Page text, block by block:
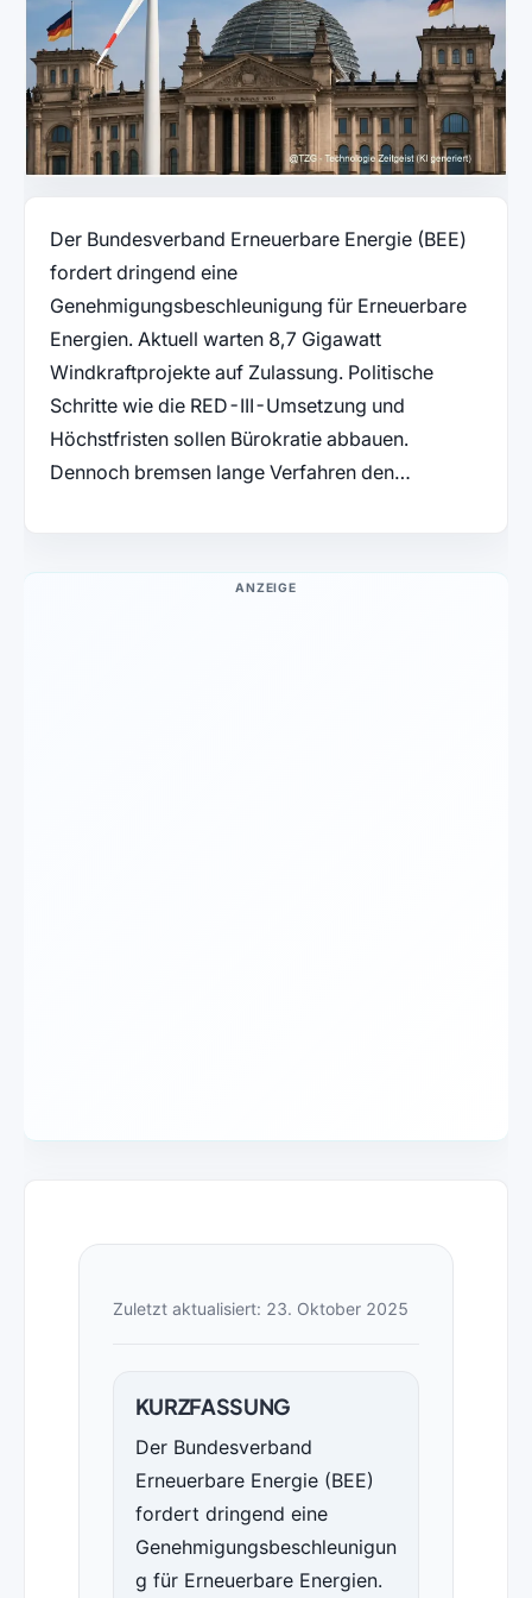
Der Bundesverband Erneuerbare Energie (BEE)
fordert dringend eine
Genehmigungsbeschleunigung für Erneuerbare
Energien. Aktuell warten 8,7 Gigawatt
Windkraftprojekte auf Zulassung. Politische
Schritte wie die RED-III-Umsetzung und
Höchstfristen sollen Bürokratie abbauen.
Dennoch bremsen lange Verfahren den…
ANZEIGE
Zuletzt aktualisiert: 23. Oktober 2025
KURZFASSUNG
Der Bundesverband
Erneuerbare Energie (BEE)
fordert dringend eine
Genehmigungsbeschleunigun
g für Erneuerbare Energien.